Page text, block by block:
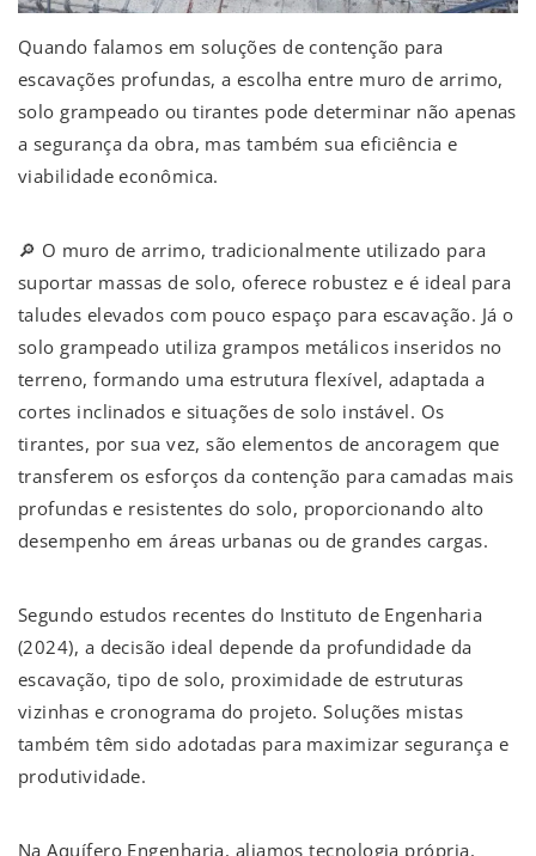
Quando falamos em soluções de contenção para
escavações profundas, a escolha entre muro de arrimo,
solo grampeado ou tirantes pode determinar não apenas
a segurança da obra, mas também sua eficiência e
viabilidade econômica.
🔎 O muro de arrimo, tradicionalmente utilizado para
suportar massas de solo, oferece robustez e é ideal para
taludes elevados com pouco espaço para escavação. Já o
solo grampeado utiliza grampos metálicos inseridos no
terreno, formando uma estrutura flexível, adaptada a
cortes inclinados e situações de solo instável. Os
tirantes, por sua vez, são elementos de ancoragem que
transferem os esforços da contenção para camadas mais
profundas e resistentes do solo, proporcionando alto
desempenho em áreas urbanas ou de grandes cargas.
Segundo estudos recentes do Instituto de Engenharia
(2024), a decisão ideal depende da profundidade da
escavação, tipo de solo, proximidade de estruturas
vizinhas e cronograma do projeto. Soluções mistas
também têm sido adotadas para maximizar segurança e
produtividade.
Na Aquífero Engenharia, aliamos tecnologia própria,